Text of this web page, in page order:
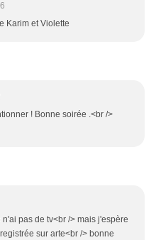
Karim et Violette
! Bonne soirée .<br />
pas de tv<br /> mais j'espère
sur arte<br /> bonne